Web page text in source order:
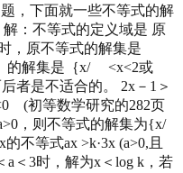
，下面就一些不等式的解
解：不等式的定义域是 原
，原不等式的解集是
的解集是｛x/ <x<2或
者是不适合的。 2x－1＞
(初等数学研究的282页
，则不等式的解集为{x/
不等式ax >k·3x (a>0,且
＜3时，解为x＜log k，若